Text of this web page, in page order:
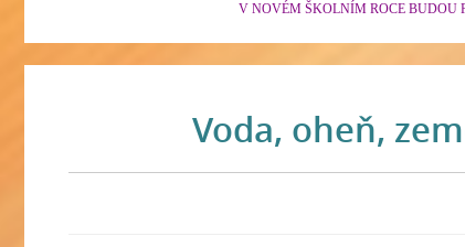
V NOVÉM ŠKOLNÍM ROCE BUDOU
Voda, oheň,